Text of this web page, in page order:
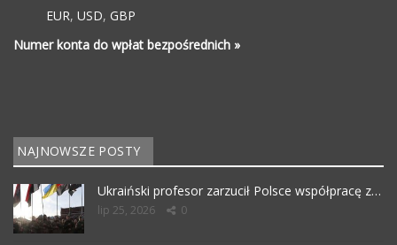
EUR, USD, GBP
Numer konta do wpłat bezpośrednich »
NAJNOWSZE POSTY
Ukraiński profesor zarzucił Polsce współpracę z…
lip 25, 2026 0